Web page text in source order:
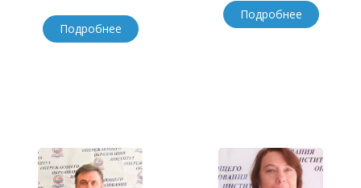
Подробнее
Подробнее